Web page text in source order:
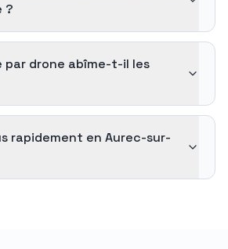
?
par drone abîme-t-il les
rapidement en Aurec-sur-